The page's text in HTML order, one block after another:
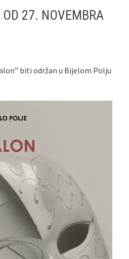
OD 27. NOVEMBRA
biti održan u Bijelom Polju